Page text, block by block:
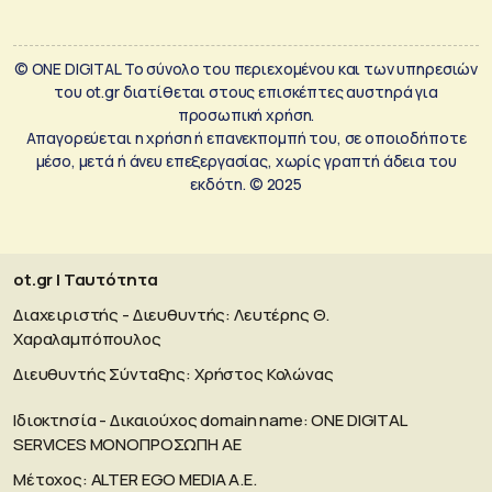
© ONE DIGITAL Το σύνολο του περιεχομένου και των υπηρεσιών
του ot.gr διατίθεται στους επισκέπτες αυστηρά για
προσωπική χρήση.
Απαγορεύεται η χρήση ή επανεκπομπή του, σε οποιοδήποτε
μέσο, μετά ή άνευ επεξεργασίας, χωρίς γραπτή άδεια του
εκδότη. © 2025
ot.gr | Ταυτότητα
Διαχειριστής - Διευθυντής: Λευτέρης Θ.
Χαραλαμπόπουλος
Διευθυντής Σύνταξης: Χρήστος Κολώνας
Ιδιοκτησία - Δικαιούχος domain name: ΟΝΕ DIGITAL
SERVICES MONOΠΡΟΣΩΠΗ ΑΕ
Μέτοχος: ALTER EGO MEDIA A.E.